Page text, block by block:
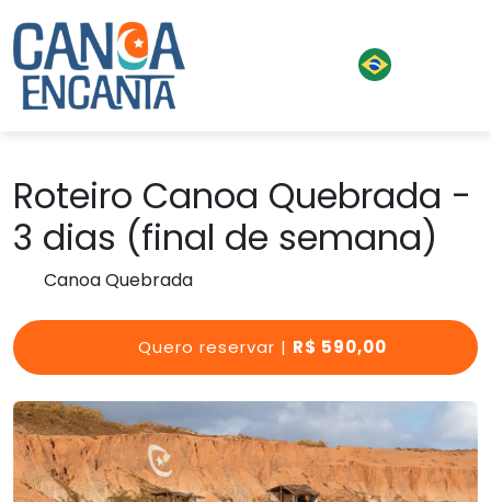
Roteiro Canoa Quebrada -
3 dias (final de semana)
Canoa Quebrada
Quero reservar | R$ 590,00